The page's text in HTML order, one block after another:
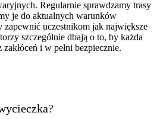
Regularnie sprawdzamy trasy
je do aktualnych warunków
zapewnić uczestnikom jak największe
szczególnie dbają o to, by każda
i w pełni bezpiecznie.